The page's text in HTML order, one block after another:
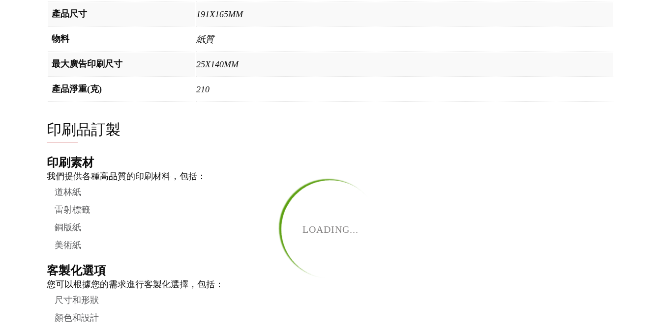
LOADING...
產品尺寸 191X165MM
物料 紙質
最大廣告印刷尺寸 25X140MM
產品淨重(克) 210
印刷品訂製
印刷素材
我們提供各種高品質的印刷材料，包括：
道林紙
雷射標籤
銅版紙
美術紙
客製化選項
您可以根據您的需求進行客製化選擇，包括：
尺寸和形狀
顏色和設計